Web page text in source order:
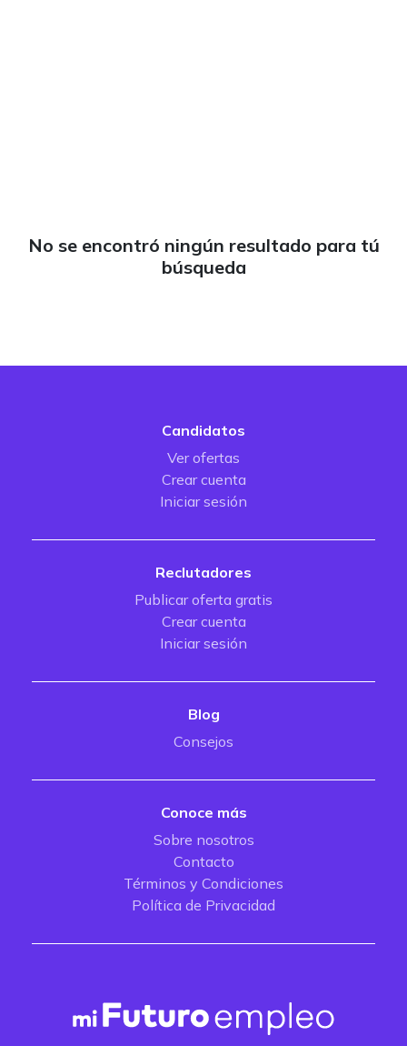
No se encontró ningún resultado para tú
búsqueda
Candidatos
Ver ofertas
Crear cuenta
Iniciar sesión
Reclutadores
Publicar oferta gratis
Crear cuenta
Iniciar sesión
Blog
Consejos
Conoce más
Sobre nosotros
Contacto
Términos y Condiciones
Política de Privacidad